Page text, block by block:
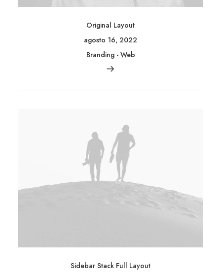
Original Layout
agosto 16, 2022
Branding- Web
Sidebar Stack Full Layout